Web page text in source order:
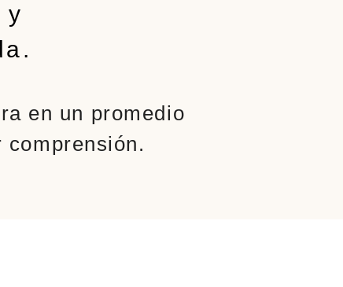
y
en un promedio